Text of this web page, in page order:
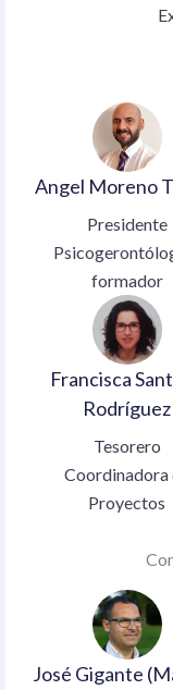
Angel Moreno
Presidente
formador
Francisca
Rodríguez
Tesorero
Coordinadora
Proyectos
José Gigante